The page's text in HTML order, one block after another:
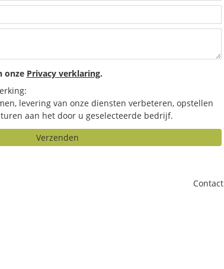
onze Privacy verklaring.
levering van onze diensten verbeteren, opstellen
aan het door u geselecteerde bedrijf.
Verzenden
Contact